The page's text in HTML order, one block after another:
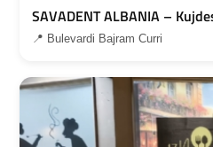
SAVADENT ALBANIA –
📍 Bulevardi Bajram Curri